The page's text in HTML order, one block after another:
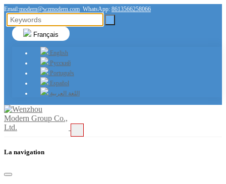
Email:modern@wzmodern.com WhatsApp: 8613566258066
Français
English
Русский
Português
Español
اللغة العربية
La navigation